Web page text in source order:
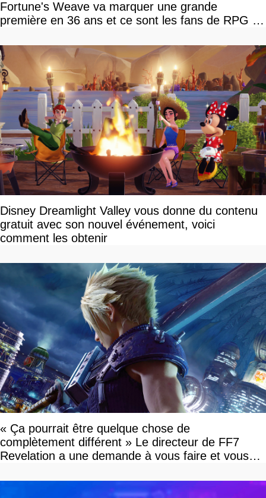
Fortune's Weave va marquer une grande
première en 36 ans et ce sont les fans de RPG en
Disney Dreamlight Valley vous donne du contenu
gratuit avec son nouvel événement, voici
comment les obtenir
« Ça pourrait être quelque chose de
complètement différent » Le directeur de FF7
Revelation a une demande à vous faire et vous